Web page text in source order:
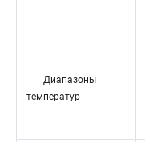
Диапазоны
температур